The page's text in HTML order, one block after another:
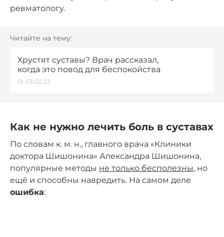
ревматологу.
Читайте на тему:
Хрустят суставы? Врач рассказал,
когда это повод для беспокойства
03.02.23
Как не нужно лечить боль в суставах
По словам к. м. н., главного врача «Клиники
доктора Шишонина» Александра Шишонина,
популярные методы не только бесполезны, но
ещё и способны навредить. На самом деле
ошибка: